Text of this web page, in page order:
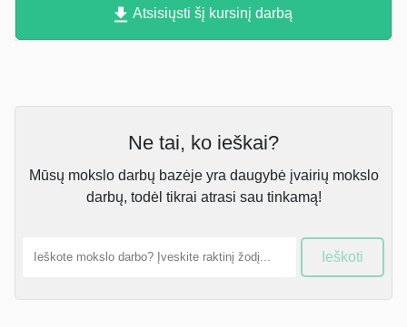
Atsisiųsti šį kursinį darbą
Ne tai, ko ieškai?
Mūsų mokslo darbų bazėje yra daugybė įvairių mokslo
darbų, todėl tikrai atrasi sau tinkamą!
Ieškoti